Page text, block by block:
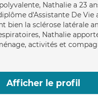
Nathalie a 23
d'Assistante De Vie
bien la sclérose latérale
Nathalie
activités et
Afficher le profil